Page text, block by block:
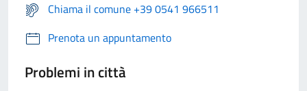
Chiama il comune +39 0541 966511
Prenota un appuntamento
Problemi in città